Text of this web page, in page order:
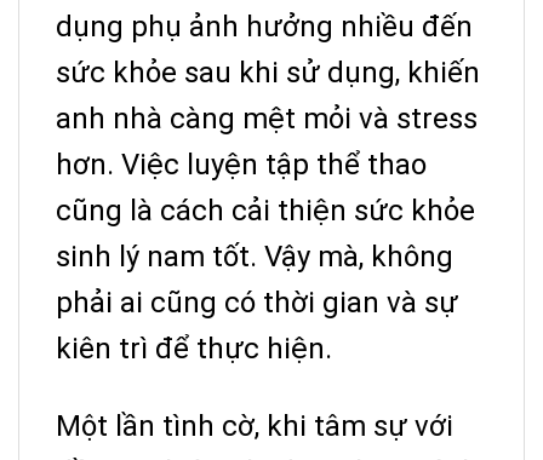
dụng phụ ảnh hưởng nhiều đến
sức khỏe sau khi sử dụng, khiến
anh nhà càng mệt mỏi và stress
hơn. Việc luyện tập thể thao
cũng là cách cải thiện sức khỏe
sinh lý nam tốt. Vậy mà, không
phải ai cũng có thời gian và sự
kiên trì để thực hiện.
Một lần tình cờ, khi tâm sự với